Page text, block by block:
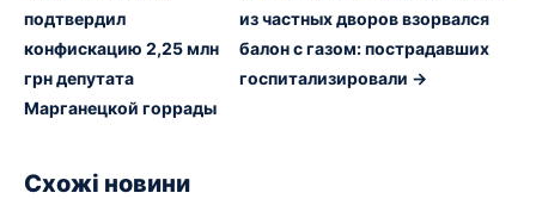
подтвердил
конфискацию 2,25 млн
грн депутата
Марганецкой горрады
из частных дворов взорвался
балон с газом: пострадавших
госпитализировали →
Схожі новини